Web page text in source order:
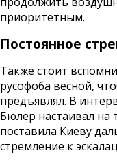
приоритетным.
Постоянное
Также стоит
русофоба весной,
предъявлял. В
Бюлер настаивал на
поставила Киеву
стремление к